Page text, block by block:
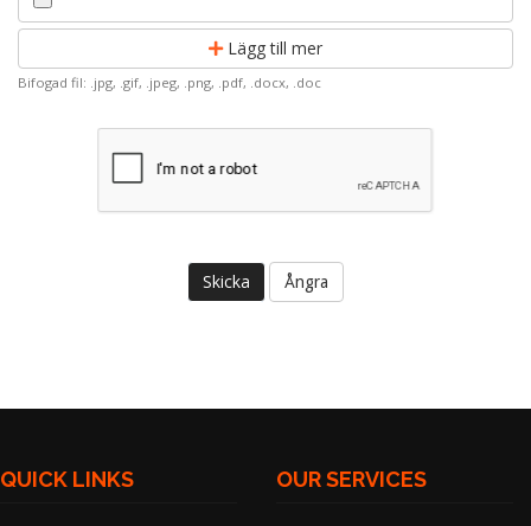
Lägg till mer
Bifogad fil: .jpg, .gif, .jpeg, .png, .pdf, .docx, .doc
Ångra
QUICK LINKS OUR SERVICES